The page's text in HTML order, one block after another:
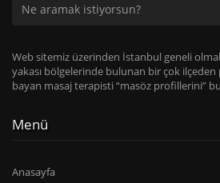
Web sitemiz üzerinden İstanbul geneli
yakası bölgelerinde bulunan bir çok
bayan masaj terapisti “masöz profillerini”
Menü
Anasayfa